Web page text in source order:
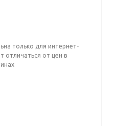
только для интернет-
отличаться от цен в